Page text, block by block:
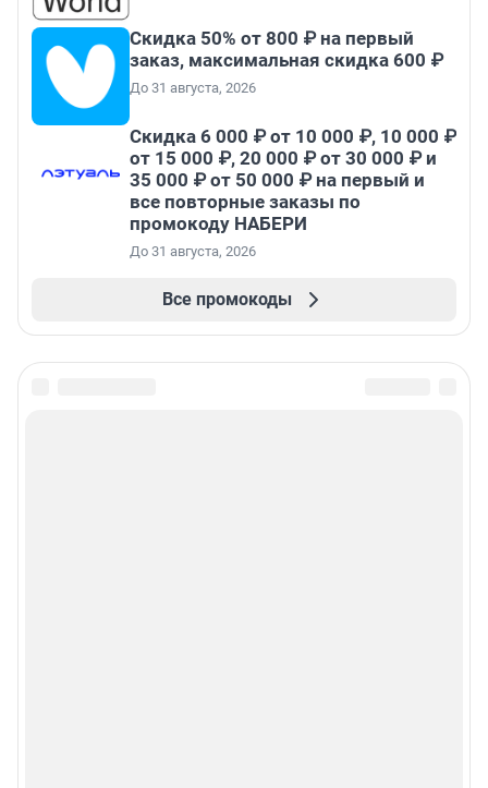
Скидка 50% от 800 ₽ на первый
заказ, максимальная скидка 600 ₽
До 31 августа, 2026
Скидка 6 000 ₽ от 10 000 ₽, 10 000 ₽
от 15 000 ₽, 20 000 ₽ от 30 000 ₽ и
35 000 ₽ от 50 000 ₽ на первый и
все повторные заказы по
промокоду НАБЕРИ
До 31 августа, 2026
Все промокоды